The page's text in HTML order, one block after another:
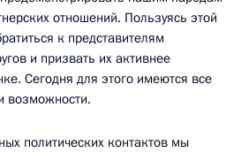
отношений. Пользуясь этой
к представителям
и призвать их активнее
Сегодня для этого имеются все
возможности.
политических контактов мы